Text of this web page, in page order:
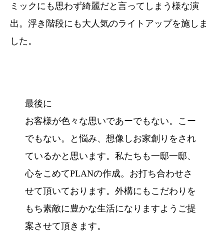
ミックにも思わず綺麗だと言ってしまう様な演
出。浮き階段にも大人気のライトアップを施しま
した。
最後に
お客様が色々な思いであーでもない。こー
でもない。と悩み、想像しお家創りをされ
ているかと思います。私たちも一邸一邸、
心をこめてPLANの作成。お打ち合わせさ
せて頂いております。外構にもこだわりを
もち素敵に豊かな生活になりますようご提
案させて頂きます。